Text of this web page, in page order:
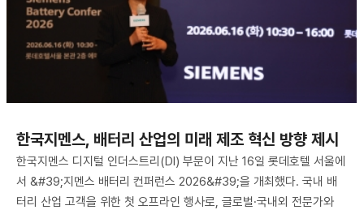
한국지멘스, 배터리 산업의 미래 제조 혁신 방향 제시
한국지멘스 디지털 인더스트리(DI) 부문이 지난 16일 롯데호텔 서울에
서 &#39;지멘스 배터리 컨퍼런스 2026&#39;을 개최했다. 국내 배
터리 산업 고객을 위한 첫 오프라인 행사로, 글로벌·국내외 전문가와